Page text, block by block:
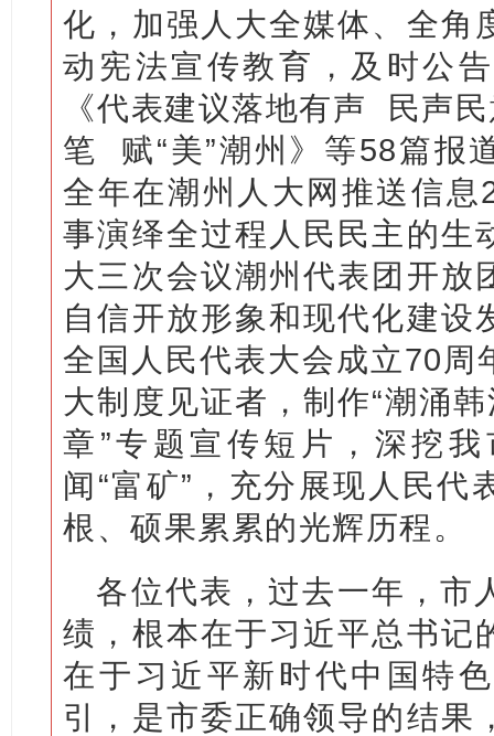
化，加强人大全媒体、全角
动宪法宣传教育，及时公
《代表建议落地有声 民声
笔 赋“美”潮州》等58篇报
全年在潮州人大网推送信
事演绎全过程人民民主的生
大三次会议潮州代表团开放
自信开放形象和现代化建设
全国人民代表大会成立70周
大制度见证者，制作“潮涌
章”专题宣传短片，深挖
闻“富矿”，充分展现人民代
根、硕果累累的光辉历程。
各位代表，过去一年，市
绩，根本在于习近平总书记
在于习近平新时代中国特
引，是市委正确领导的结果